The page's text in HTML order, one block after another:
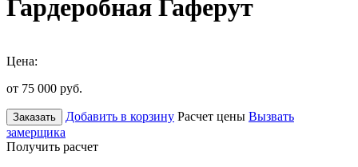
Гардеробная Гаферут
Цена:
от 75 000 руб.
Заказать Добавить в корзину Расчет цены Вызвать
замерщика
Получить расчет